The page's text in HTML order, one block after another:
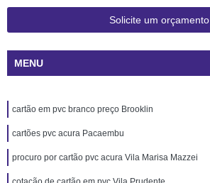
Solicite um orçamento
MENU
cartão em pvc branco preço Brooklin
cartões pvc acura Pacaembu
procuro por cartão pvc acura Vila Marisa Mazzei